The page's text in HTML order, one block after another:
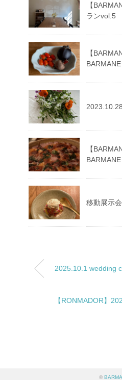
【
ランvol.5
【
BARMANE
【
BARMANE
移動展示
2025.10.1 wedding
【RONMADOR】
©